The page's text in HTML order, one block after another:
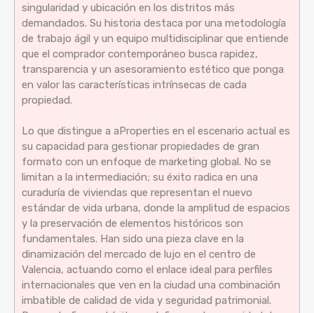
singularidad y ubicación en los distritos más
demandados. Su historia destaca por una metodología
de trabajo ágil y un equipo multidisciplinar que entiende
que el comprador contemporáneo busca rapidez,
transparencia y un asesoramiento estético que ponga
en valor las características intrínsecas de cada
propiedad.
Lo que distingue a aProperties en el escenario actual es
su capacidad para gestionar propiedades de gran
formato con un enfoque de marketing global. No se
limitan a la intermediación; su éxito radica en una
curaduría de viviendas que representan el nuevo
estándar de vida urbana, donde la amplitud de espacios
y la preservación de elementos históricos son
fundamentales. Han sido una pieza clave en la
dinamización del mercado de lujo en el centro de
Valencia, actuando como el enlace ideal para perfiles
internacionales que ven en la ciudad una combinación
imbatible de calidad de vida y seguridad patrimonial.